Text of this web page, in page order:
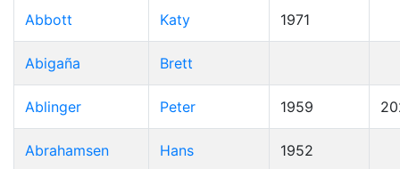
Abbott Katy 1971
Abigaña Brett
Ablinger Peter 1959
Abrahamsen Hans 1952